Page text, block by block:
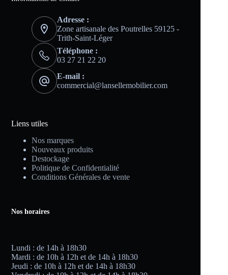
Adresse :
Zone artisanale des Poutrelles 59125 -
Trith-Saint-Léger
Téléphone :
03 27 21 22 20
E-mail :
commercial@lansellemobilier.com
Liens utiles
Nos marques
Nouveaux produits
Destockage
Politique de Confidentialité
Conditions Générales de vente
Nos horaires
Lundi : de 14h à 18h30
Mardi : de 10h à 12h et de 14h à 18h30
Jeudi : de 10h à 12h et de 14h à 18h30